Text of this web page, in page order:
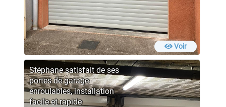
Voir
Stéphane satisfait de ses
portes de garage
enroulables, installation
facile et rapide